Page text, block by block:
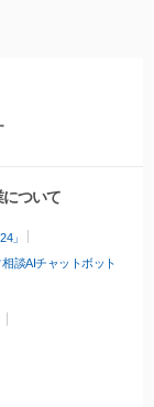
ついて
」
談AIチャットボット